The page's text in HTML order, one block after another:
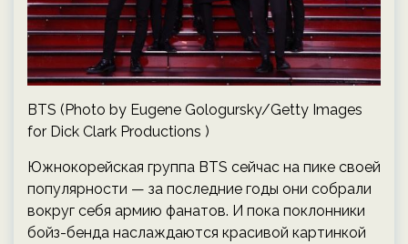
BTS (Photo by Eugene Gologursky/Getty Images
for Dick Clark Productions )
Южнокорейская группа BTS сейчас на пике своей
популярности — за последние годы они собрали
вокруг себя армию фанатов. И пока поклонники
бойз-бенда наслаждаются красивой картинкой